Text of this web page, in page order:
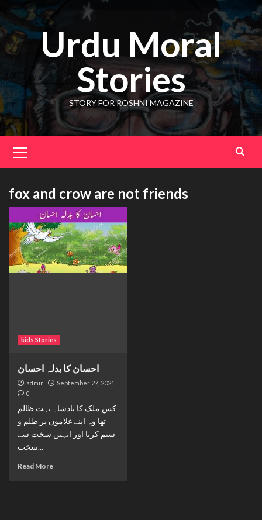
to
content
Urdu Moral
Stories
STORY FOR ROSHNI MAGAZINE
Menu
fox and crow are not friends
kids Stories
احسان کا بدلہ احسان
admin September 27, 2021
0
کس ملک کا بادشاہ بہت ظالم
تھا وہ اپنے غلاموں پر ظلم و
ستم کرتا اور انہیں سخت سے
سخت...
Read More